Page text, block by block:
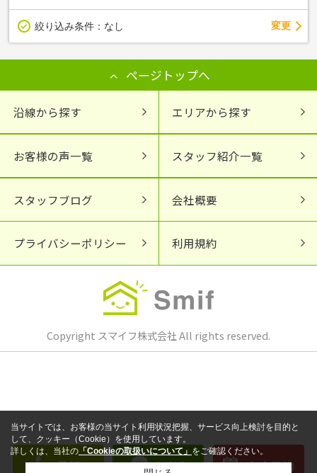
絞り込み条件： なし 変更
ページトップへ
沿線から探す エリアから探す
お客様の声一覧 スタッフ紹介一覧
スタッフブログ 会社概要
プライバシーポリシー 利用規約
Copyright スマイフ株式会社 All rights reserved.
電話 LINE 来店予約
当サイトでは、お客様の当サイト利用状況把握、サービス向上検討を目的と
して、クッキー（Cookie）を使用しています。
詳しくは、当社の 「Cookieの取扱いについて」 をご確認ください。